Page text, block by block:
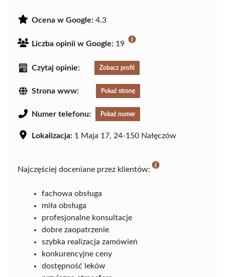
Ocena w Google: 4.3
Liczba opinii w Google: 19
Czytaj opinie: Zobacz profil
Strona www: Pokaż stronę
Numer telefonu: Pokaż numer
Lokalizacja: 1 Maja 17, 24-150 Nałęczów
Najczęściej doceniane przez klientów:
fachowa obsługa
miła obsługa
profesjonalne konsultacje
dobre zaopatrzenie
szybka realizacja zamówień
konkurencyjne ceny
dostępność leków